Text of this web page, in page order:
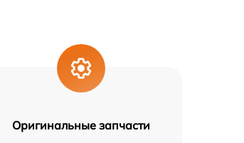
Оригинальные запчасти